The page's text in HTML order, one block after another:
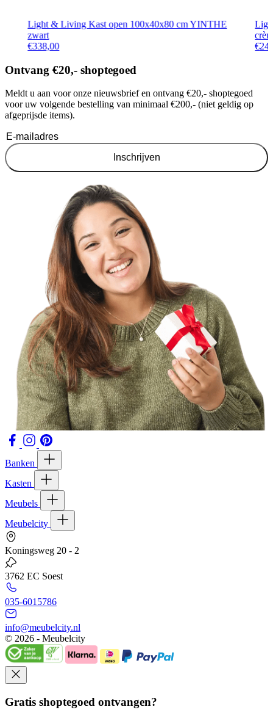
Light & Living Kast open 100x40x80 cm YINTHE
zwart
€338,00
€
Ontvang €20,- shoptegoed
Meldt u aan voor onze nieuwsbrief en ontvang €20,- shoptegoed
voor uw volgende bestelling van minimaal €200,- (niet geldig op
afgeprijsde items).
Inschrijven
Banken
Kasten
Meubels
Meubelcity
Koningsweg 20 - 2
3762 EC Soest
035-6015786
info@meubelcity.nl
© 2026 - Meubelcity
Gratis shoptegoed ontvangen?